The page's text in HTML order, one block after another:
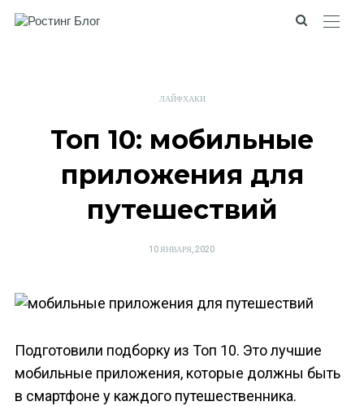
ЛАЙФХАКИ
Топ 10: мобильные
приложения для
путешествий
POSTED
10 ЯНВАРЯ, 2020
Подготовили подборку из Топ 10. Это лучшие
мобильные приложения, которые должны быть
в смартфоне у каждого путешественника.